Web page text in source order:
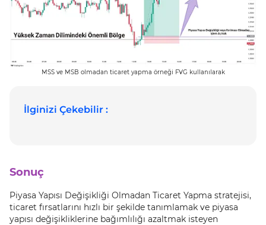
MSS ve MSB olmadan ticaret yapma örneği FVG kullanılarak
İlginizi Çekebilir :
Sonuç
Piyasa Yapısı Değişikliği Olmadan Ticaret Yapma stratejisi,
ticaret fırsatlarını hızlı bir şekilde tanımlamak ve piyasa
yapısı değişikliklerine bağımlılığı azaltmak isteyen